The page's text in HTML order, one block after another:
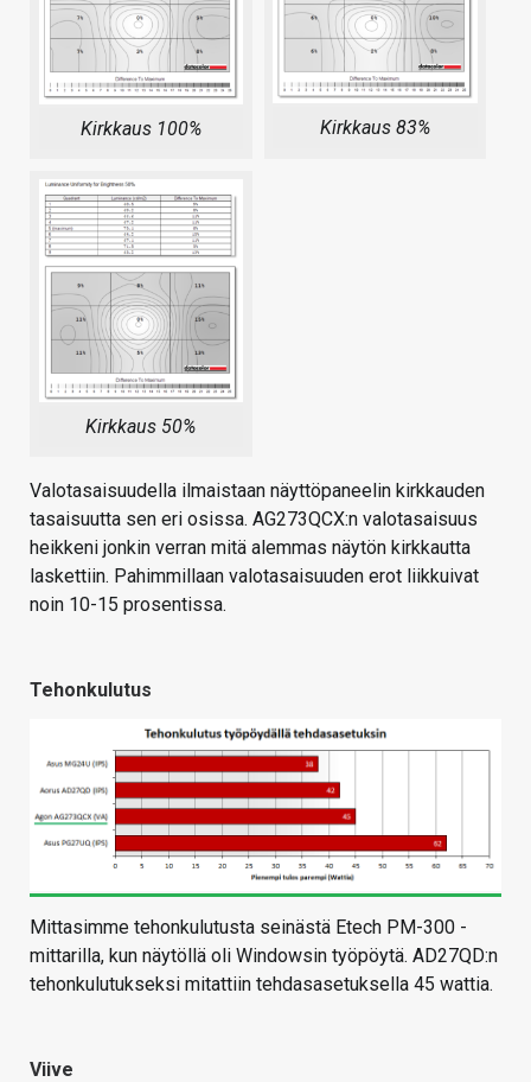
Kirkkaus 100% Kirkkaus 83%
Kirkkaus 50%
Valotasaisuudella ilmaistaan näyttöpaneelin kirkkauden
tasaisuutta sen eri osissa. AG273QCX:n valotasaisuus
heikkeni jonkin verran mitä alemmas näytön kirkkautta
laskettiin. Pahimmillaan valotasaisuuden erot liikkuivat
noin 10-15 prosentissa.
Tehonkulutus
Mittasimme tehonkulutusta seinästä Etech PM-300 -
mittarilla, kun näytöllä oli Windowsin työpöytä. AD27QD:n
tehonkulutukseksi mitattiin tehdasasetuksella 45 wattia.
Viive